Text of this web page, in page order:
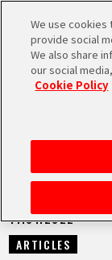
NEWS
NEWS
11.01.2022
ARTICLES
We use
provide social
We also share
our social
Cookie Policy